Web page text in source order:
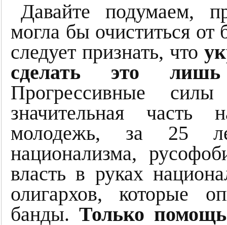
Давайте подумаем,
могла бы очиститься
следует признать, что
сделать это
Прогрессивные
значительная
молодежь, за 25
национализма,
власть в руках
олигархов, которые
банды. Только помощь